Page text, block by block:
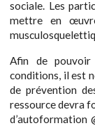
sociale. Les
mettre en
Afin de
conditions, il est
de prévention
ressource devra
d’autoformation